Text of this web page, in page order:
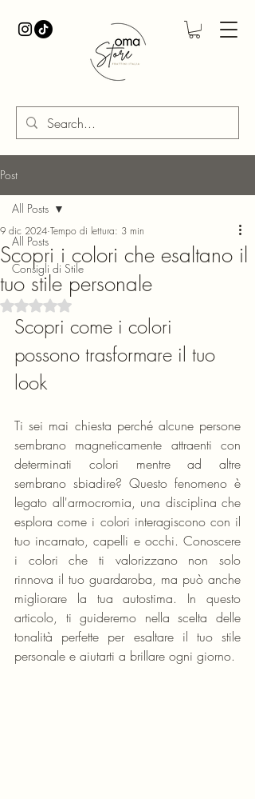
Post
All Posts
Consigli di Stile
All Posts
Scopri i colori che esaltano il
tuo stile personale
9 dic 2024 Tempo di lettura: 3 min
Valutazione NaN stelle su 5.
Scopri come i colori
possono trasformare il tuo
look
Ti sei mai chiesta perché alcune persone
sembrano magneticamente attraenti con
determinati colori mentre ad altre
sembrano sbiadire? Questo fenomeno è
legato all'armocromia, una disciplina che
esplora come i colori interagiscono con il
tuo incarnato, capelli e occhi. Conoscere
i colori che ti valorizzano non solo
rinnova il tuo guardaroba, ma può anche
migliorare la tua autostima. In questo
articolo, ti guideremo nella scelta delle
tonalità perfette per esaltare il tuo stile
personale e aiutarti a brillare ogni giorno.